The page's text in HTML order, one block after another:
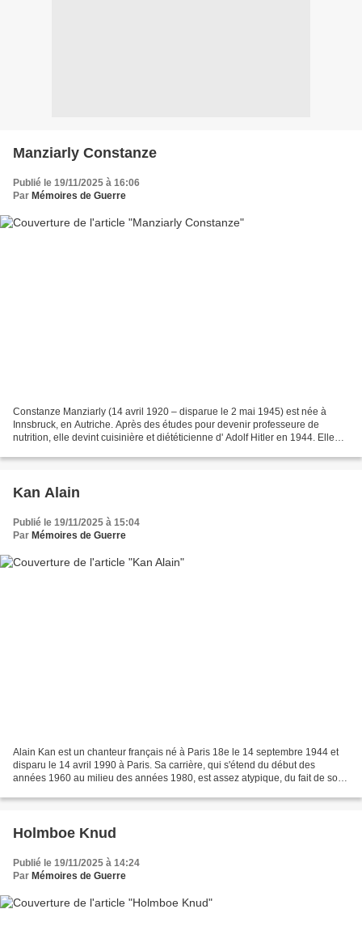
Manziarly Constanze
Publié le 19/11/2025 à 16:06
Par Mémoires de Guerre
Constanze Manziarly (14 avril 1920 – disparue le 2 mai 1945) est née à
Innsbruck, en Autriche. Après des études pour devenir professeure de
nutrition, elle devint cuisinière et diététicienne d' Adolf Hitler en 1944. Elle
Kan Alain
Publié le 19/11/2025 à 15:04
Par Mémoires de Guerre
Alain Kan est un chanteur français né à Paris 18e le 14 septembre 1944 et
disparu le 14 avril 1990 à Paris. Sa carrière, qui s'étend du début des
années 1960 au milieu des années 1980, est assez atypique, du fait de son
Holmboe Knud
Publié le 19/11/2025 à 14:24
Par Mémoires de Guerre